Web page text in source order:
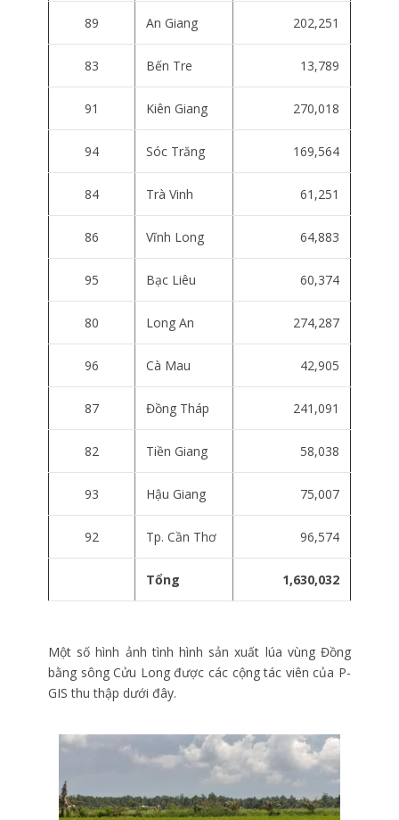
89 An Giang 202,251
83 Bến Tre 13,789
91 Kiên Giang 270,018
94 Sóc Trăng 169,564
84 Trà Vinh 61,251
86 Vĩnh Long 64,883
95 Bạc Liêu 60,374
80 Long An 274,287
96 Cà Mau 42,905
87 Đồng Tháp 241,091
82 Tiền Giang 58,038
93 Hậu Giang 75,007
92 Tp. Cần Thơ 96,574
Tổng 1,630,032
Một số hình ảnh tình hình sản xuất lúa vùng Đồng
bằng sông Cửu Long được các cộng tác viên của P-
GIS thu thập dưới đây.